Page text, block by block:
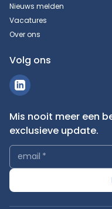
Nieuws melden
Vacatures
Over ons
Volg ons
Mis nooit meer een
exclusieve update.
email *